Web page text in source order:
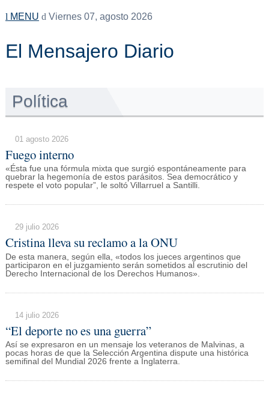
MENU Viernes 07, agosto 2026
El Mensajero Diario
Política
01 agosto 2026
Fuego interno
«Ésta fue una fórmula mixta que surgió espontáneamente para
quebrar la hegemonía de estos parásitos. Sea democrático y
respete el voto popular”, le soltó Villarruel a Santilli.
29 julio 2026
Cristina lleva su reclamo a la ONU
De esta manera, según ella, «todos los jueces argentinos que
participaron en el juzgamiento serán sometidos al escrutinio del
Derecho Internacional de los Derechos Humanos».
14 julio 2026
“El deporte no es una guerra”
Así se expresaron en un mensaje los veteranos de Malvinas, a
pocas horas de que la Selección Argentina dispute una histórica
semifinal del Mundial 2026 frente a Inglaterra.